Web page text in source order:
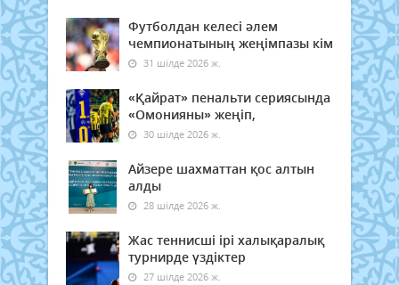
Футболдан келесі әлем
чемпионатының жеңімпазы кім
31 шілде 2026 ж.
«Қайрат» пенальти сериясында
«Омонияны» жеңіп,
30 шілде 2026 ж.
Айзере шахматтан қос алтын
алды
28 шілде 2026 ж.
Жас теннисші ірі халықаралық
турнирде үздіктер
27 шілде 2026 ж.